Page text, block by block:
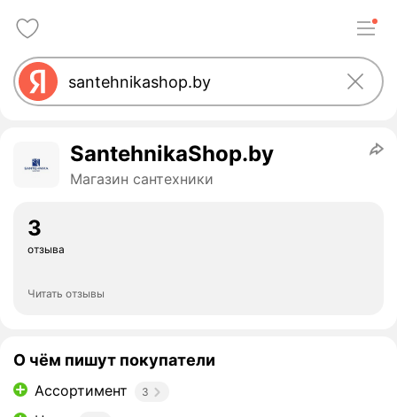
SantehnikaShop.by
Магазин сантехники
3
отзыва
Читать отзывы
О чём пишут покупатели
Ассортимент 3